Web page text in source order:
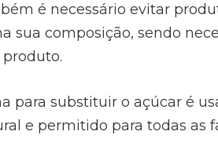
é necessário evitar
sua composição, sendo
para substituir o açúcar é
e permitido para todas as